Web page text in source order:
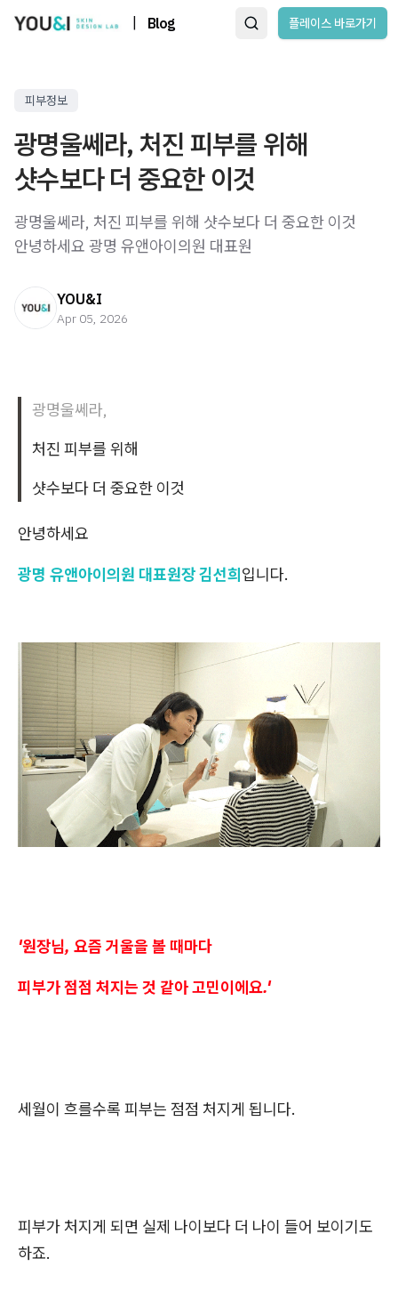
Blog 플레이스 바로가기
피부정보
광명울쎄라, 처진 피부를 위해
샷수보다 더 중요한 이것
광명울쎄라, 처진 피부를 위해 샷수보다 더 중요한 이것
안녕하세요 광명 유앤아이의원 대표원
YOU&I
Apr 05, 2026
광명울쎄라,
처진 피부를 위해
샷수보다 더 중요한 이것
안녕하세요
광명 유앤아이의원 대표원장 김선희입니다.
'원장님, 요즘 거울을 볼 때마다
피부가 점점 처지는 것 같아 고민이에요.'
세월이 흐를수록 피부는 점점 처지게 됩니다.
피부가 처지게 되면 실제 나이보다 더 나이 들어 보이기도
하죠.